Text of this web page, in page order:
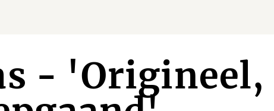
- 'Origineel,